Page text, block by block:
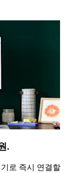
.
로 즉시 연결할